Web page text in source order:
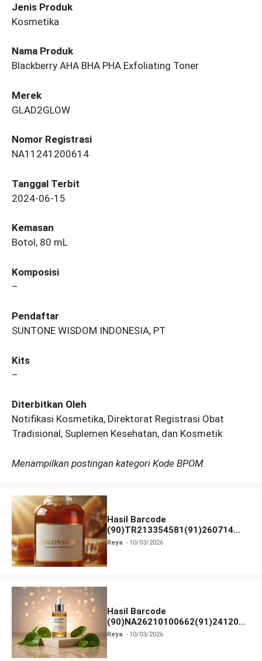
Jenis Produk
Kosmetika
Nama Produk
Blackberry AHA BHA PHA Exfoliating Toner
Merek
GLAD2GLOW
Nomor Registrasi
NA11241200614
Tanggal Terbit
2024-06-15
Kemasan
Botol, 80 mL
Komposisi
–
Pendaftar
SUNTONE WISDOM INDONESIA, PT
Kits
–
Diterbitkan Oleh
Notifikasi Kosmetika, Direktorat Registrasi Obat
Tradisional, Suplemen Kesehatan, dan Kosmetik
Menampilkan postingan kategori Kode BPOM.
Hasil Barcode
(90)TR213354581(91)260714
dan Izin BPOM
Reya 10/03/2026
Hasil Barcode
(90)NA26210100662(91)241203
dan Izin BPOM
Reya 10/03/2026